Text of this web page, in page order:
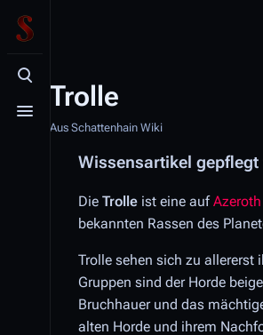
Suche aufrufen
Menü aufrufen
Trolle
Aus Schattenhain Wiki
Wissensartikel gepflegt
Die Trolle ist eine aufAzeroth
bekannten Rassen des
Trolle sehen sich zu
Gruppen sind der Horde
Bruchhauer und das
alten Horde und ihrem